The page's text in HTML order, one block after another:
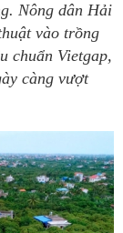
Nông dân Hải
vào trồng
chuẩn Vietgap,
càng vượt